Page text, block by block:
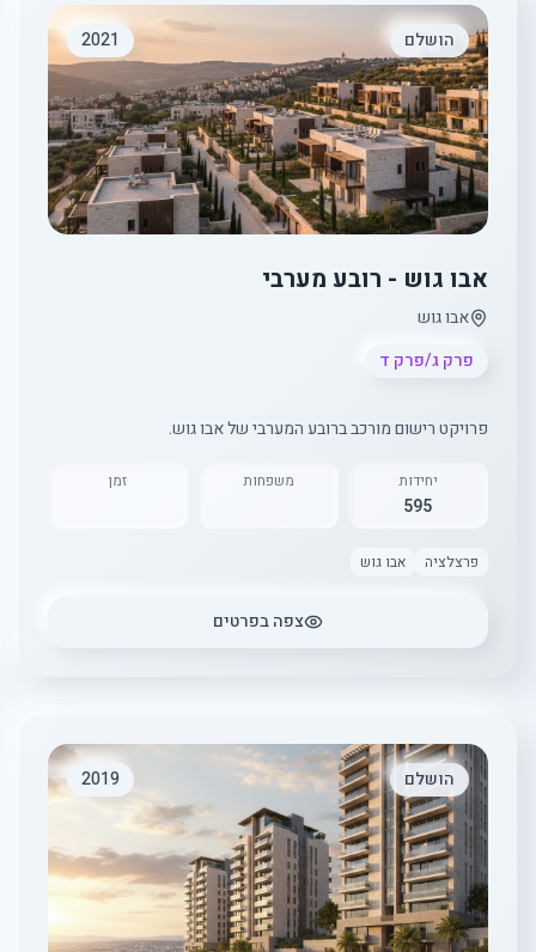
הושלם 2021
אבו גוש - רובע מערבי
אבו גוש
פרק ג/פרק ד
פרויקט רישום מורכב ברובע המערבי של אבו גוש.
יחידות
595
משפחות זמן
פרצלציה אבו גוש
צפה בפרטים
הושלם 2019